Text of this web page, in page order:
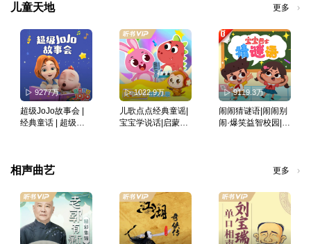
儿童天地 更多
9277万
超级JoJo故事会 |
经典童话 | 超级宝
1022.9万
儿歌点点经典童谣|
宝宝学说话|启蒙磨
9119.3万
闹闹猜谜语|闹闹别
闹·爆笑益智校园|宝
相声曲艺 更多